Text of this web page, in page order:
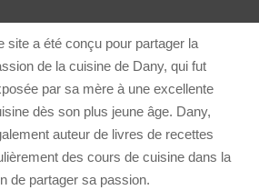
site a été conçu pour partager la
de la cuisine de Dany, qui fut
par sa mère à une excellente
dès son plus jeune âge. Dany,
auteur de livres de recettes
des cours de cuisine dans la
de partager sa passion.